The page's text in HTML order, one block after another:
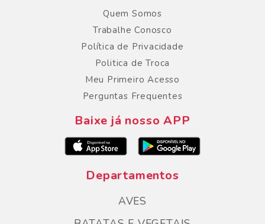
Quem Somos
Trabalhe Conosco
Política de Privacidade
Politica de Troca
Meu Primeiro Acesso
Perguntas Frequentes
Baixe já nosso APP
Departamentos
AVES